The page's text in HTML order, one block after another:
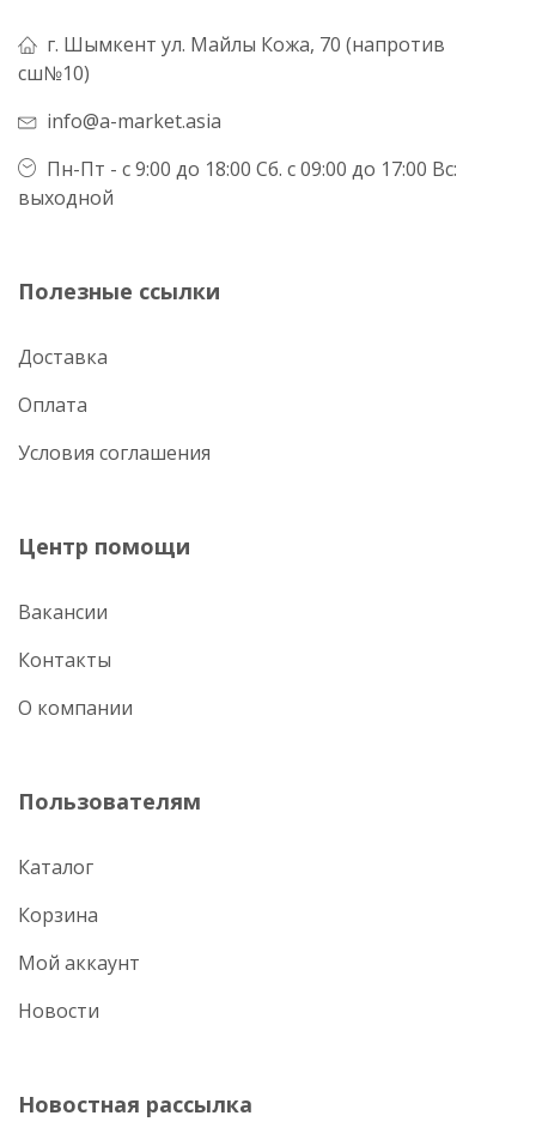
г. Шымкент ул. Майлы Кожа, 70 (напротив
сш№10)
info@a-market.asia
Пн-Пт - с 9:00 до 18:00 Сб. с 09:00 до 17:00 Вс:
выходной
Полезные ссылки
Доставка
Оплата
Условия соглашения
Центр помощи
Вакансии
Контакты
О компании
Пользователям
Каталог
Корзина
Мой аккаунт
Новости
Новостная рассылка